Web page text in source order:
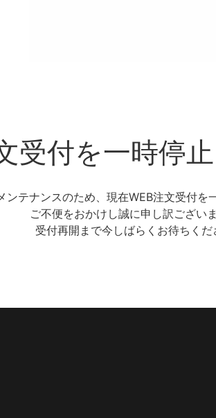
受付を一時停
ンテナンスのため、現在WEB注文受付を
ご不便をおかけし誠に申し訳ございま
受付再開まで今しばらくお待ちくだ